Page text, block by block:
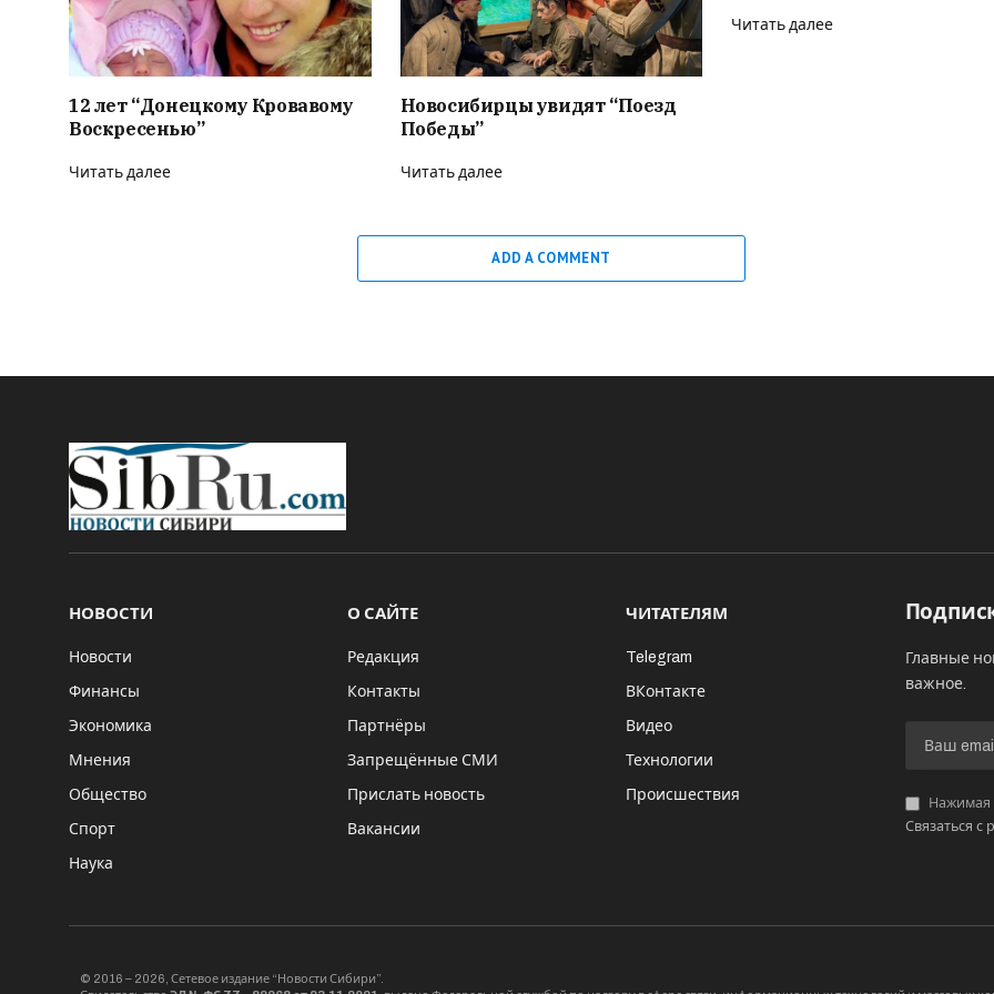
12 лет “Донецкому Кровавому
Воскресенью”
Читать далее
Новосибирцы увидят “Поезд
Победы”
Читать далее
Читать далее
ADD A COMMENT
НОВОСТИ
Новости
Финансы
Экономика
Мнения
Общество
Спорт
Наука
О САЙТЕ
Редакция
Контакты
Партнёры
Запрещённые СМИ
Прислать новость
Вакансии
ЧИТАТЕЛЯМ
Telegram
ВКонтакте
Видео
Технологии
Происшествия
Главные
важное.
Нажимая
Связаться с
© 2016 – 2026, Сетевое издание “Новости Сибири”.